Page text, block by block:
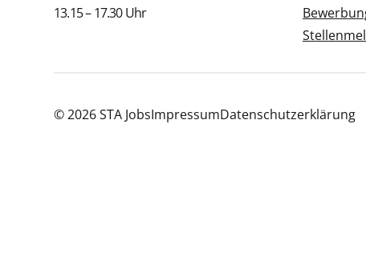
13.15 – 17.30 Uhr
© 2026 STA JobsImpressumDatenschutzerklärung